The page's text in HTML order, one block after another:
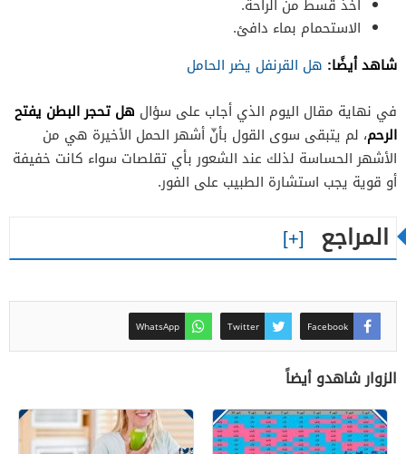
أخذ قسط من الراحة.
الاستحمام بماء دافئ.
شاهد أيضًا: هل القرنفل يضر الحامل
في نهاية مقال اليوم الذي أجاب على سؤال هل تحجر البطن يفتح
الرحم، لم يتبقى سوى القول بأنّ أشهر الحمل الأخيرة هي من
الأشهر الحساسة لذلك عند الشعور بأي تقلصات سواء كانت خفيفة
أو قوية يجب استشارة الطبيب على الفور.
المراجع
Facebook
Twitter
WhatsApp
الزوار شاهدو أيضاً